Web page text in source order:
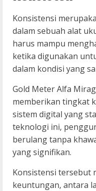
Konsistensi
dalam sebuah alat
harus mampu
ketika digunakan
dalam kondisi yang
Gold Meter Alfa
memberikan tingkat
sistem digital yang
teknologi ini,
berulang tanpa
yang signifikan.
Konsistensi tersebut
keuntungan, antara